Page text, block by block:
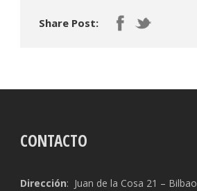
Share Post:
CONTACTO
Dirección: Juan de la Cosa 21 – Bilbao